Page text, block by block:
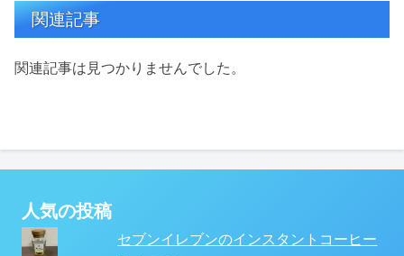
関連記事
関連記事は見つかりませんでした。
人気の投稿
セブンイレブンのインスタントコーヒー